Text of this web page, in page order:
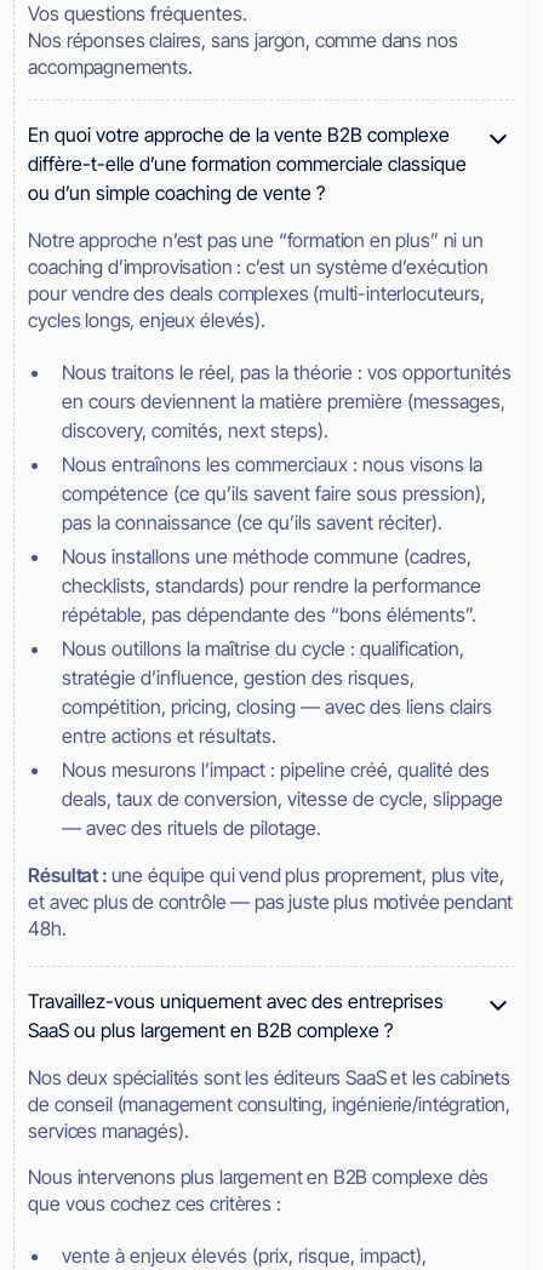
Vos questions fréquentes.
Nos réponses claires, sans jargon, comme dans nos
accompagnements.
En quoi votre approche de la vente B2B complexe
diffère-t-elle d’une formation commerciale classique
ou d’un simple coaching de vente ?
Notre approche n’est pas une “formation en plus” ni un
coaching d’improvisation : c’est un système d’exécution
pour vendre des deals complexes (multi-interlocuteurs,
cycles longs, enjeux élevés).
Nous traitons le réel, pas la théorie : vos opportunités
en cours deviennent la matière première (messages,
discovery, comités, next steps).
Nous entraînons les commerciaux : nous visons la
compétence (ce qu’ils savent faire sous pression),
pas la connaissance (ce qu’ils savent réciter).
Nous installons une méthode commune (cadres,
checklists, standards) pour rendre la performance
répétable, pas dépendante des “bons éléments”.
Nous outillons la maîtrise du cycle : qualification,
stratégie d’influence, gestion des risques,
compétition, pricing, closing — avec des liens clairs
entre actions et résultats.
Nous mesurons l’impact : pipeline créé, qualité des
deals, taux de conversion, vitesse de cycle, slippage
— avec des rituels de pilotage.
Résultat : une équipe qui vend plus proprement, plus vite,
et avec plus de contrôle — pas juste plus motivée pendant
48h.
Travaillez-vous uniquement avec des entreprises
SaaS ou plus largement en B2B complexe ?
Nos deux spécialités sont les éditeurs SaaS et les cabinets
de conseil (management consulting, ingénierie/intégration,
services managés).
Nous intervenons plus largement en B2B complexe dès
que vous cochez ces critères :
vente à enjeux élevés (prix, risque, impact),